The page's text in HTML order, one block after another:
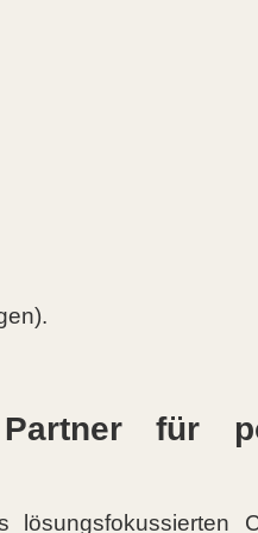
für